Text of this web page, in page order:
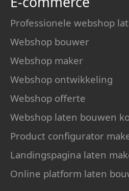
Professionele webshop
Webshop bouwer
Webshop maker
Webshop ontwikkeling
Webshop offerte
Webshop laten bouwen
Product configurator
Landingspagina laten
Online platform laten